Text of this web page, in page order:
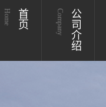
首页
Home 公司介绍
Company